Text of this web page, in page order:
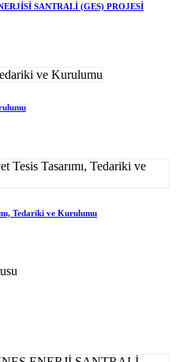
SANTRALİ (GES) PROJESİ
Tedariki ve Kurulumu